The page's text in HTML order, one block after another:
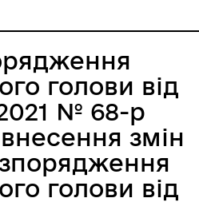
голови від
№ 68-р
змін
голови від